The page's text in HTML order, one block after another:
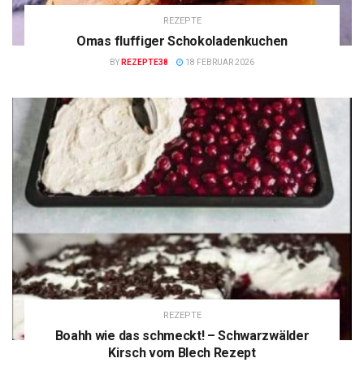
REZEPTE
Omas fluffiger Schokoladenkuchen
BY REZEPTE38 18 FEBRUAR 2026
REZEPTE
Boahh wie das schmeckt! – Schwarzwälder
Kirsch vom Blech Rezept